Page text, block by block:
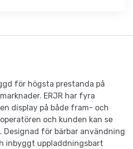
för högsta prestanda på
ERJR har fyra
display på både fram- och
och kunden kan se
Designad för bärbar användning
inbyggt uppladdningsbart